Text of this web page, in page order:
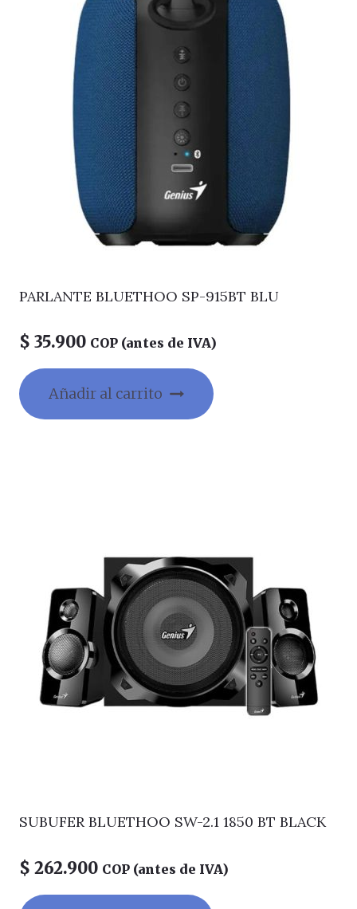
PARLANTE BLUETHOO SP-915BT BLU
$ 35.900 COP (antes de IVA)
Añadir al carrito
SUBUFER BLUETHOO SW-2.1 1850 BT BLACK
$ 262.900 COP (antes de IVA)